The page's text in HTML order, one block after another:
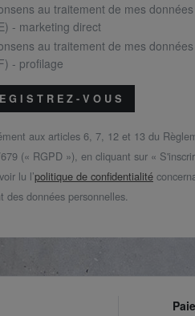
au traitement de mes
- marketing direct
au traitement de mes
- profilage
VOUS
aux articles 6, 7, 12 et 13 du
(« RGPD »), en cliquant sur «
lu l’politique de confidentialité
des données personnelles.